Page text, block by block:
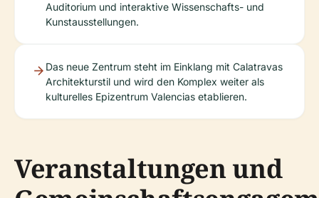
Auditorium und interaktive Wissenschafts- und
Kunstausstellungen.
Das neue Zentrum steht im Einklang mit Calatravas
Architekturstil und wird den Komplex weiter als
kulturelles Epizentrum Valencias etablieren.
Veranstaltungen und